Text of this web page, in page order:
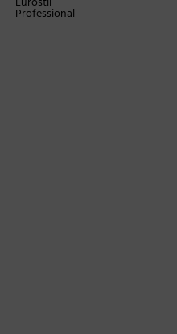
Professional